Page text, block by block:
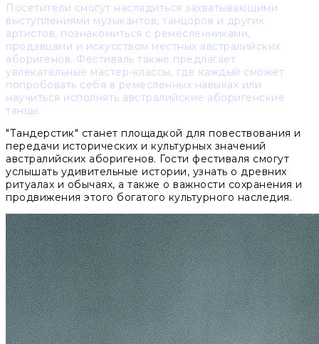
Посетители смогут насладиться захватывающими
выступлениями музыкантов, танцоров и других
артистов, познакомиться с ремесленниками,
продавцами и искусством местных австралийских
аборигенов. Фестиваль также предлагает
увлекательные мастер-классы, где каждый сможет
попробовать себя в ремесленных навыках или
научиться исполнять австралийские аборигенские
танцы.
"Тандерстик" станет площадкой для повествования и
передачи исторических и культурных значений
австралийских аборигенов. Гости фестиваля смогут
услышать удивительные истории, узнать о древних
ритуалах и обычаях, а также о важности сохранения и
продвижения этого богатого культурного наследия.